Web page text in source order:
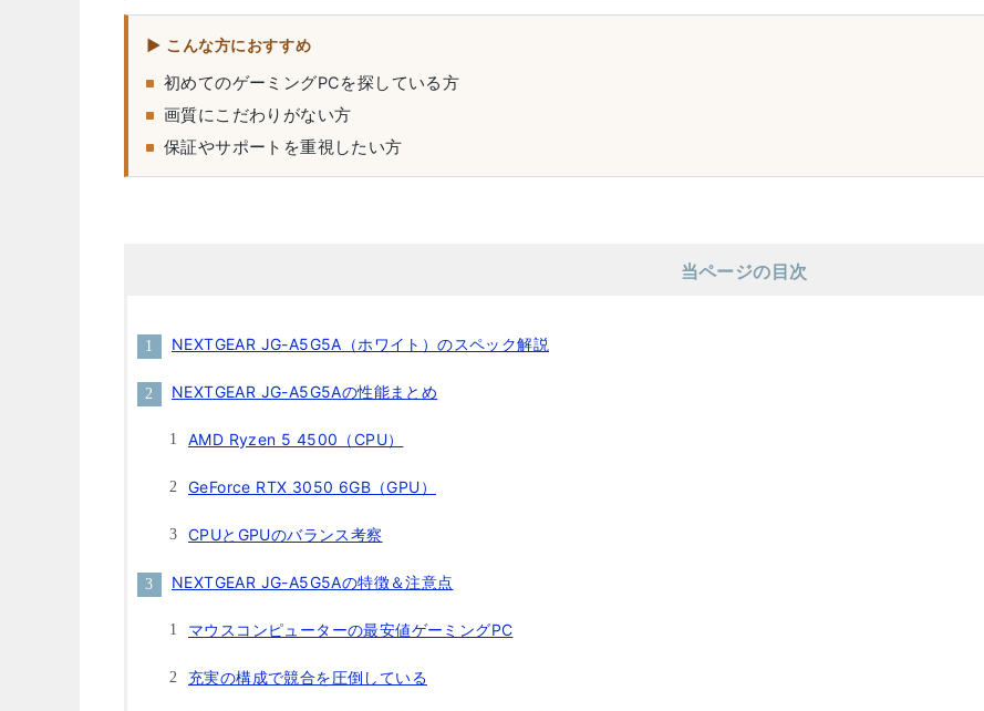
こんな方におすすめ
初めてのゲーミングPCを探している方
画質にこだわりがない方
保証やサポートを重視したい方
当ページの目次
NEXTGEAR JG-A5G5A（ホワイト）のスペック解説
NEXTGEAR JG-A5G5Aの性能まとめ
AMD Ryzen 5 4500（CPU）
GeForce RTX 3050 6GB（GPU）
CPUとGPUのバランス考察
NEXTGEAR JG-A5G5Aの特徴＆注意点
マウスコンピューターの最安値ゲーミングPC
充実の構成で競合を圧倒している